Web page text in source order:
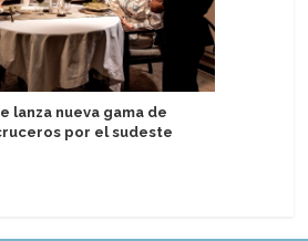
lanza nueva gama de
por el sudeste